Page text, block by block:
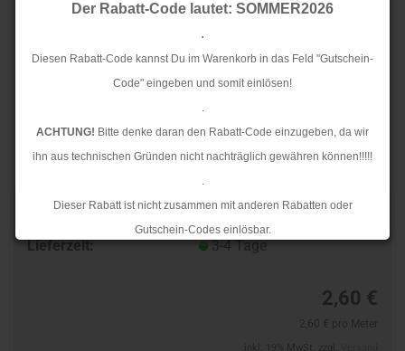
Der Rabatt-Code lautet: SOMMER2026
.
Diesen Rabatt-Code kannst Du im Warenkorb in das Feld "Gutschein-
Code" eingeben und somit einlösen!
.
ACHTUNG! Bitte denke daran den Rabatt-Code einzugeben, da wir
ihn aus technischen Gründen nicht nachträglich gewähren können!!!!!
.
Dieser Rabatt ist nicht zusammen mit anderen Rabatten oder
Gutschein-Codes einlösbar.
.
Rückstaus kann es jedoch zu längeren Lieferzeiten kommen.
Lieferzeit:
3-4 Tage
2,60 €